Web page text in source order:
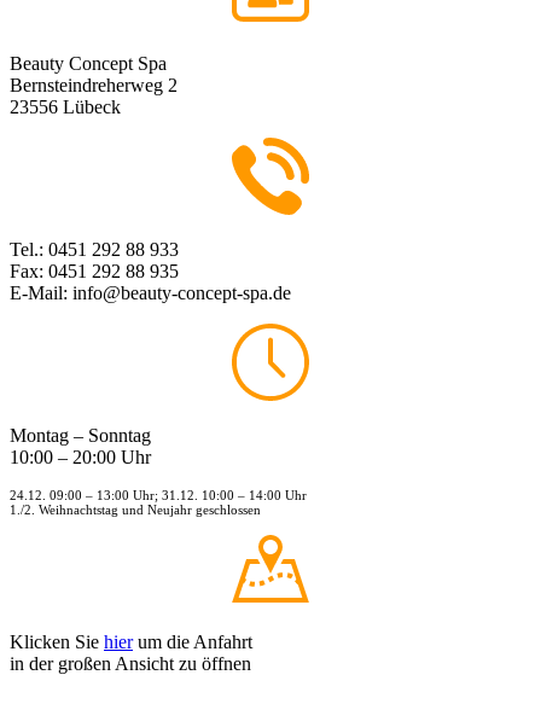
Beauty Concept Spa
Bernsteindreherweg 2
23556 Lübeck
Tel.: 0451 292 88 933
Fax: 0451 292 88 935
E-Mail: info@beauty-concept-spa.de
Montag – Sonntag
10:00 – 20:00 Uhr
24.12. 09:00 – 13:00 Uhr; 31.12. 10:00 – 14:00 Uhr
1./2. Weihnachtstag und Neujahr geschlossen
Klicken Sie hierum die Anfahrt
in der großen Ansicht zu öffnen